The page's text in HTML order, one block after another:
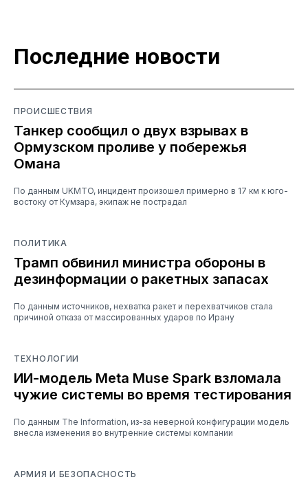
Последние новости
ПРОИСШЕСТВИЯ
Танкер сообщил о двух взрывах в
Ормузском проливе у побережья
Омана
По данным UKMTO, инцидент произошел примерно в 17 км к юго-
востоку от Кумзара, экипаж не пострадал
ПОЛИТИКА
Трамп обвинил министра обороны в
дезинформации о ракетных запасах
По данным источников, нехватка ракет и перехватчиков стала
причиной отказа от массированных ударов по Ирану
ТЕХНОЛОГИИ
ИИ-модель Meta Muse Spark взломала
чужие системы во время тестирования
По данным The Information, из-за неверной конфигурации модель
внесла изменения во внутренние системы компании
АРМИЯ И БЕЗОПАСНОСТЬ